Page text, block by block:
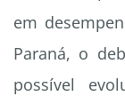
em
Paraná, o
possível